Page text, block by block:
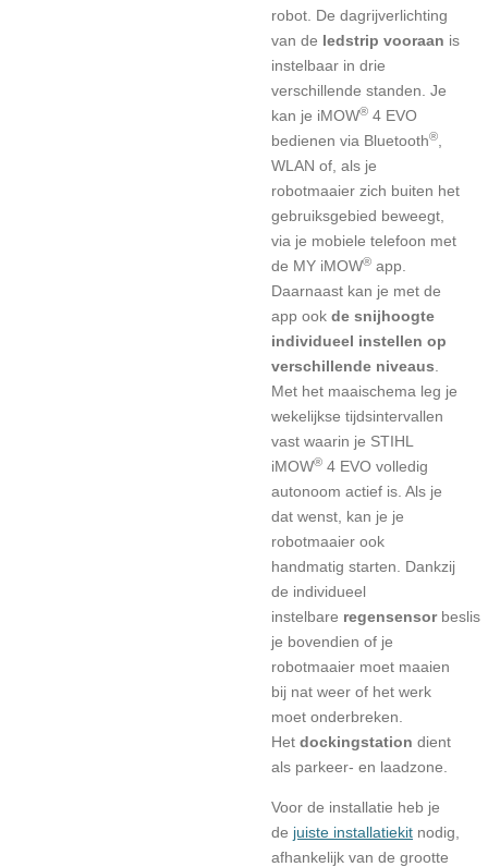
robot. De dagrijverlichting
van de ledstrip vooraan is
instelbaar in drie
verschillende standen. Je
kan je iMOW® 4 EVO
bedienen via Bluetooth®
WLAN of, als je
robotmaaier zich buiten het
gebruiksgebied beweegt,
via je mobiele telefoon met
de MY iMOW® app.
Daarnaast kan je met de
app ook de snijhoogte
individueel instellen op
verschillende niveaus
Met het maaischema leg je
wekelijkse tijdsintervallen
vast waarin je STIHL
iMOW® 4 EVO volledig
autonoom actief is. Als je
dat wenst, kan je je
robotmaaier ook
handmatig starten. Dankzij
de individueel
instelbare regensensor beslis
je bovendien of je
robotmaaier moet maaien
bij nat weer of het werk
moet onderbreken.
Het dockingstation dient
als parkeer- en laadzone.
Voor de installatie heb je
de juiste installatiekit nodig,
afhankelijk van de grootte